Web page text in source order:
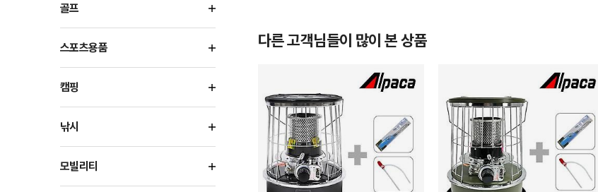
골프
스포츠용품
캠핑
낚시
모빌리티
다른 고객님들이 많이 본 상품